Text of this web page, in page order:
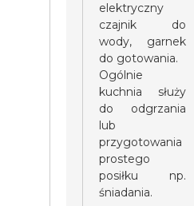
elektryczny
czajnik do
wody, garnek
do gotowania.
Ogólnie
kuchnia służy
do odgrzania
lub
przygotowania
prostego
posiłku np.
śniadania.